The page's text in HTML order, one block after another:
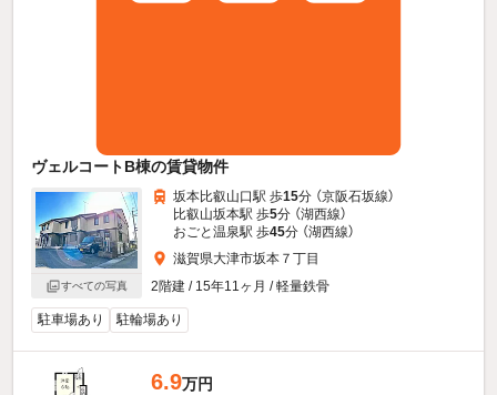
ヴェルコートB棟の賃貸物件
すべての写真
坂本比叡山口駅 歩15分 （京阪石坂線）
比叡山坂本駅 歩5分 （湖西線）
おごと温泉駅 歩45分 （湖西線）
滋賀県大津市坂本７丁目
2階建 / 15年11ヶ月 / 軽量鉄骨
駐車場あり 駐輪場あり
6.9万円